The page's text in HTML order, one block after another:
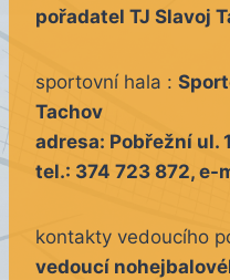
pořadatel TJ Slavoj
sportovní hala :
Tachov
adresa: Pobřežní ul.
tel.: 374 723 872,
kontakty vedoucího
vedoucí